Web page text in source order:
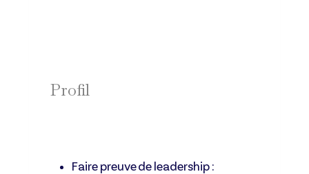
Profil
Faire preuve de leadership :